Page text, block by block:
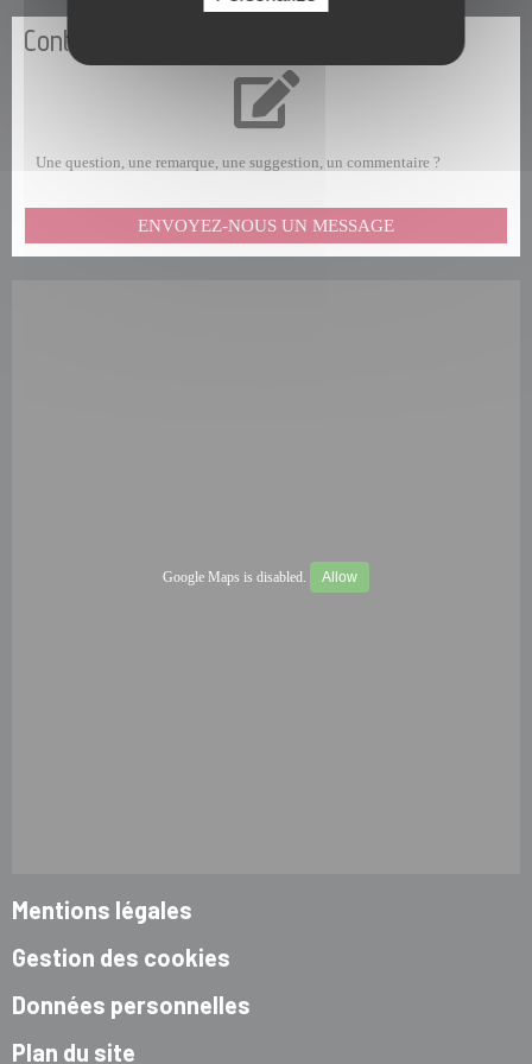
Contactez-nous
Une question, une remarque, une suggestion, un commentaire ?
ENVOYEZ-NOUS UN MESSAGE
Google Maps is disabled. Allow
Mentions légales
Gestion des cookies
Données personnelles
Plan du site